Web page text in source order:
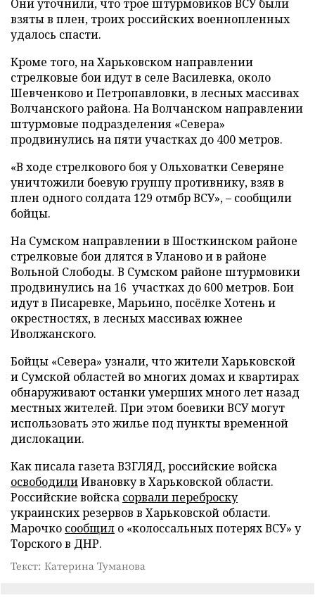
Они уточнили, что трое штурмовиков ВСУ были
взяты в плен, троих российских военнопленных
удалось спасти.
Кроме того, на Харьковском направлении
стрелковые бои идут в селе Василевка, около
Шевченково и Петропавловки, в лесных массивах
Волчанского района. На Волчанском направлении
штурмовые подразделения «Севера»
продвинулись на пяти участках до 400 метров.
«В ходе стрелкового боя у Ольховатки Северяне
уничтожили боевую группу противнику, взяв в
плен одного солдата 129 отмбр ВСУ», – сообщили
бойцы.
На Сумском направлении в Шосткинском районе
стрелковые бои длятся в Уланово и в районе
Вольной Слободы. В Сумском районе штурмовики
продвинулись на 16 участках до 600 метров. Бои
идут в Писаревке, Марьино, посёлке Хотень и
окрестностях, в лесных массивах южнее
Иволжанского.
Бойцы «Севера» узнали, что жители Харьковской
и Сумской областей во многих домах и квартирах
обнаруживают останки умерших много лет назад
местных жителей. При этом боевики ВСУ могут
использовать это жилье под пункты временной
дислокации.
Как писала газета ВЗГЛЯД, российские войска
освободилиИвановку в Харьковской области.
Российские войска сорвали переброску
украинских резервов в Харьковской области.
Марочко сообщил о «колоссальных потерях ВСУ» у
Торского в ДНР.
Текст: Катерина Туманова